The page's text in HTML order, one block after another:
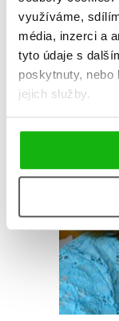
využíváme,
média, inzerci a
tyto údaje s
poskytnuty, nebo
jejich služby.